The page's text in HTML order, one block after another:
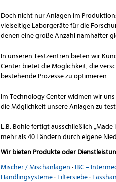
Doch nicht nur Anlagen im
vielseitige Laborgeräte für die
denen eine große Anzahl namhafter
In unseren Testzentren bieten wir
Center bietet die Möglichkeit, die
bestehende Prozesse zu optimieren.
Im Technology Center widmen wir
die Möglichkeit unsere Anlagen zu
L.B. Bohle fertigt ausschließlich
mehr als 40 Ländern durch eigene
Wir bieten Produkte oder
Mischer / Mischanlagen · IBC –
Handlingsysteme· Filtersiebe·